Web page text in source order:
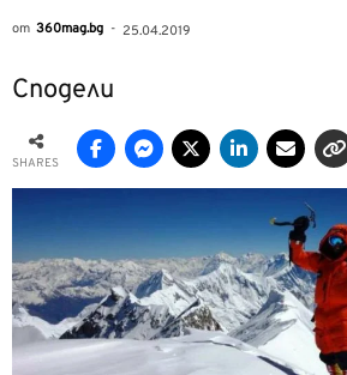
от 360mag.bg - 25.04.2019
Сподели
SHARES